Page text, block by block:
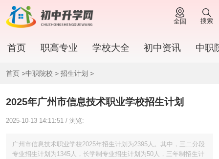
全国 搜索
首页 职高专业 学校大全 初中资讯 中职
首页 >中职院校 > 招生计划 >
2025年广州市信息技术职业学校招生计划
2025-10-13 14:11:51 / 浏览:
广州市信息技术职业学校2025年招生计划为2395人。其中，三二分段
专业招生计划为1345人，长学制专业招生计划为50人，三年制招生计